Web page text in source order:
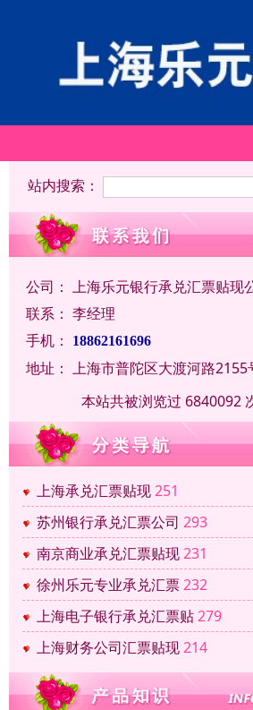
站内搜索：
公司： 上海乐元银行承兑汇票贴现
联系： 李经理
手机：
18862161696
地址： 上海市普陀区大渡河路2155
本站共被浏览过 6840092
上海承兑汇票贴现251
苏州银行承兑汇票公司 293
南京商业承兑汇票贴现231
徐州乐元专业承兑汇票232
上海电子银行承兑汇票贴279
上海财务公司汇票贴现214